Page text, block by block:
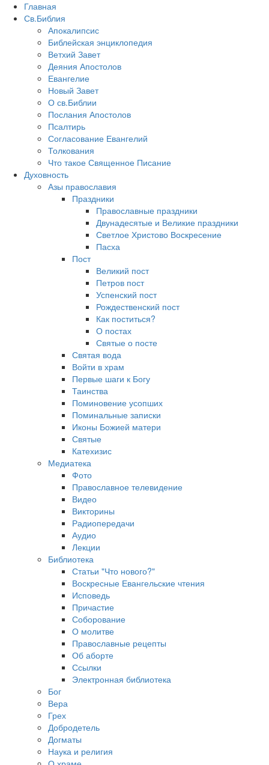
Главная
Св.Библия
Апокалипсис
Библейская энциклопедия
Ветхий Завет
Деяния Апостолов
Евангелие
Новый Завет
О св.Библии
Послания Апостолов
Псалтирь
Согласование Евангелий
Толкования
Что такое Священное Писание
Духовность
Азы православия
Праздники
Православные праздники
Двунадесятые и Великие праздники
Светлое Христово Воскресение
Пасха
Пост
Великий пост
Петров пост
Успенский пост
Рождественский пост
Как поститься?
О постах
Святые о посте
Святая вода
Войти в храм
Первые шаги к Богу
Таинства
Поминовение усопших
Поминальные записки
Иконы Божией матери
Святые
Катехизис
Медиатека
Фото
Православное телевидение
Видео
Викторины
Радиопередачи
Аудио
Лекции
Библиотека
Статьи "Что нового?"
Воскресные Евангельские чтения
Исповедь
Причастие
Соборование
О молитве
Православные рецепты
Об аборте
Ссылки
Электронная библиотека
Бог
Вера
Грех
Добродетель
Догматы
Наука и религия